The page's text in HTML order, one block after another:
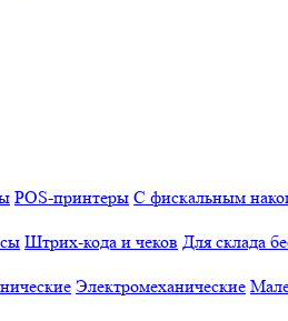
POS-принтеры С фискальным
Штрих-кода и чеков Для склада
Электромеханические